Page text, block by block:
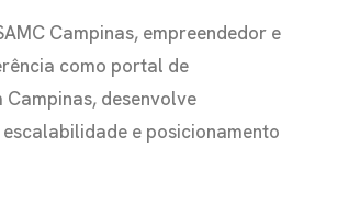
Campinas, empreendedor e
como portal de
desenvolve
e posicionamento